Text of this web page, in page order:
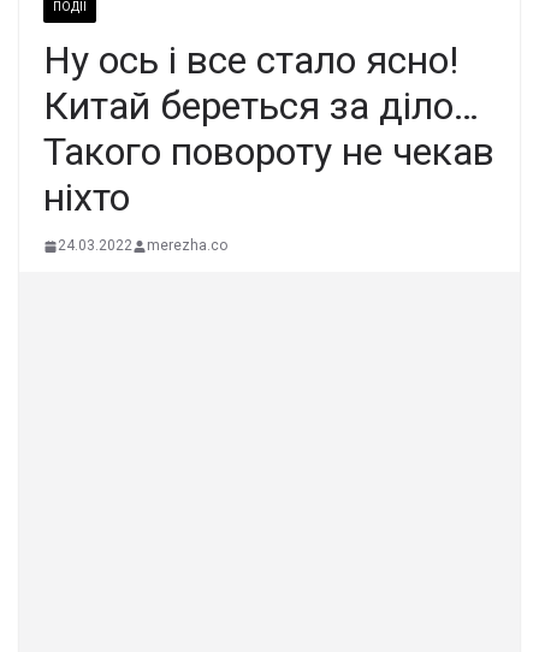
ПОДІЇ
Ну ось і все стало ясно!
Китай береться за діло…
Такого повороту не чекав
ніхто
24.03.2022 merezha.co